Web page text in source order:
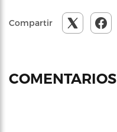
Compartir
COMENTARIOS